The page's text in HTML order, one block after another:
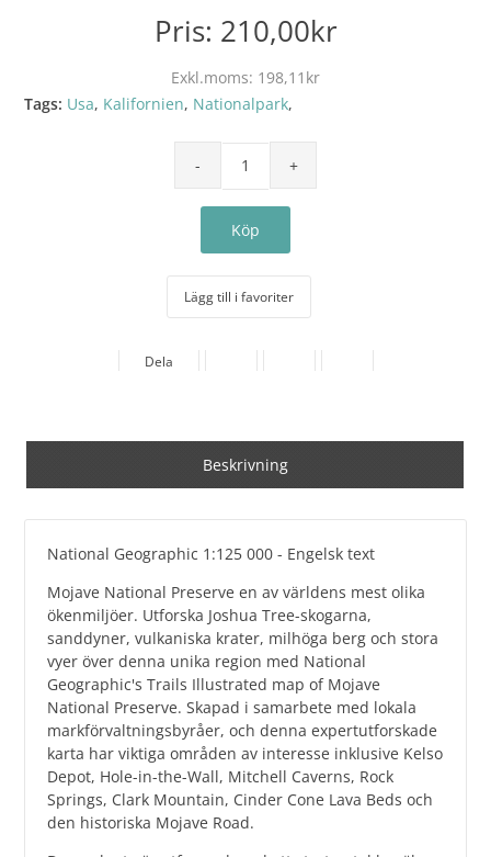
Pris: 210,00kr
Exkl.moms: 198,11kr
Tags: Usa, Kalifornien, Nationalpark,
Lägg till i favoriter
Dela
Beskrivning
National Geographic 1:125 000 - Engelsk text
Mojave National Preserve en av världens mest olika
ökenmiljöer. Utforska Joshua Tree-skogarna,
sanddyner, vulkaniska krater, milhöga berg och stora
vyer över denna unika region med National
Geographic's Trails Illustrated map of Mojave
National Preserve. Skapad i samarbete med lokala
markförvaltningsbyråer, och denna expertutforskade
karta har viktiga områden av interesse inklusive Kelso
Depot, Hole-in-the-Wall, Mitchell Caverns, Rock
Springs, Clark Mountain, Cinder Cone Lava Beds och
den historiska Mojave Road.